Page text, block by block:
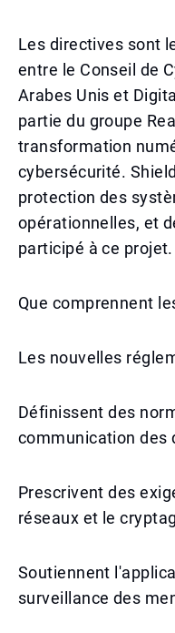
Les directives sont
entre le Conseil de
Arabes Unis et
partie du groupe
transformation
cybersécurité.
protection des
opérationnelles, et
participé à ce projet.
Que comprennent
Les nouvelles
Définissent des
communication des
Prescrivent des
réseaux et le
Soutiennent
surveillance des